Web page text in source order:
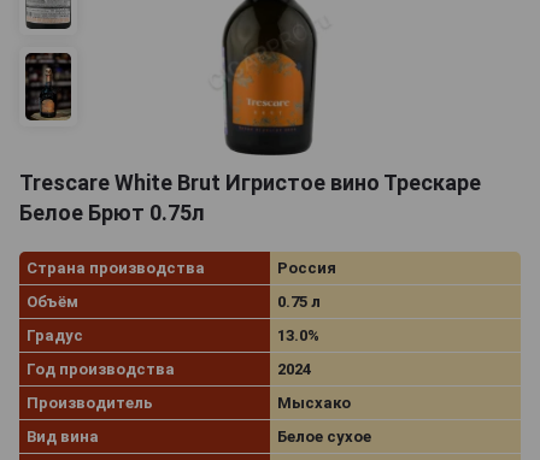
Trescare White Brut Игристое вино Трескаре
Белое Брют 0.75л
Страна производства
Россия
Объём
0.75 л
Градус
13.0%
Год производства
2024
Производитель
Мысхако
Вид вина
Белое сухое